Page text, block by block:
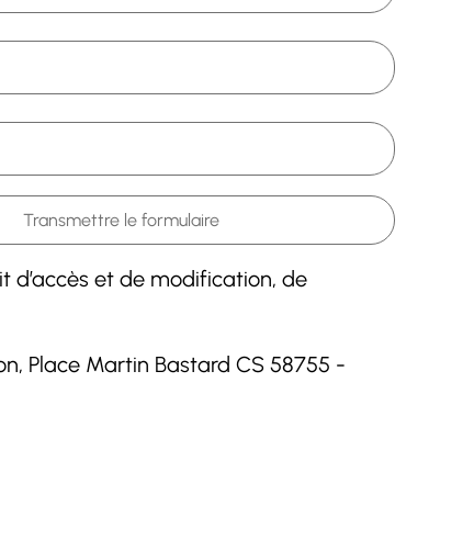
d’accès et de modification, de
Place Martin Bastard CS 58755 -